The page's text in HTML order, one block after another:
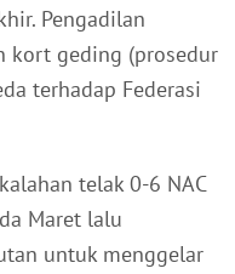
Pengadilan
kort geding (prosedur
terhadap Federasi
telak 0-6 NAC
Maret lalu
untuk menggelar